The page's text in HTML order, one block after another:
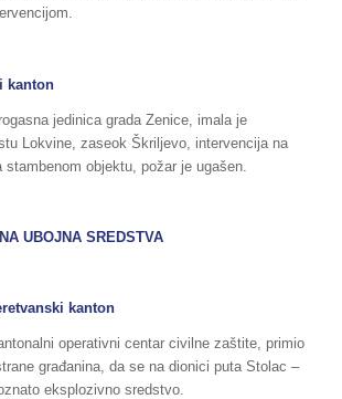
kanton
jedinica grada Zenice, imala je
Lokvine, zaseok Škriljevo, intervencija na
stambenom objektu, požar je ugašen.
UBOJNA SREDSTVA
kanton
operativni centar civilne zaštite, primio
građanina, da se na dionici puta Stolac –
eksplozivno sredstvo.